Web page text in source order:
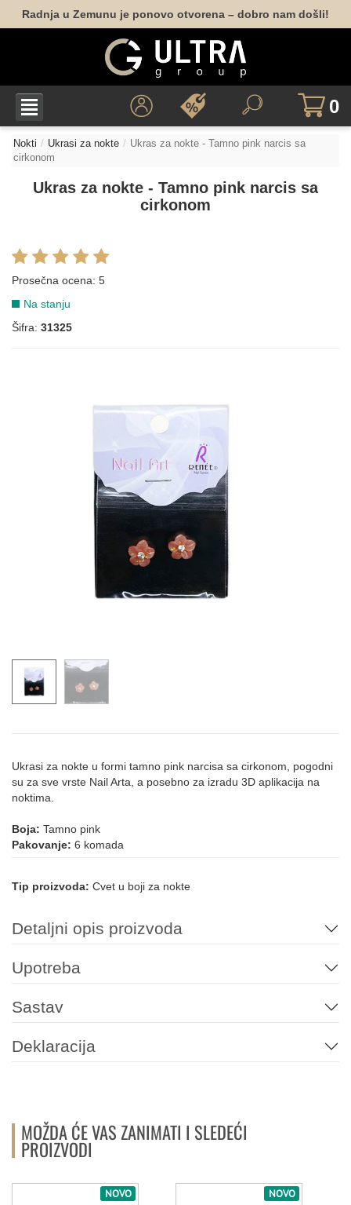
Radnja u Zemunu je ponovo otvorena – dobro nam došli!
0
Nokti Ukrasi za nokte
Ukras za nokte - Tamno pink narcis sa
cirkonom
Ukras za nokte - Tamno pink narcis sa
cirkonom
Prosečna ocena: 5
Na stanju
Šifra: 31325
Ukrasi za nokte u formi tamno pink narcisa sa cirkonom, pogodni
su za sve vrste Nail Arta, a posebno za izradu 3D aplikacija na
noktima.
Boja: Tamno pink
Pakovanje: 6 komada
Tip proizvoda: Cvet u boji za nokte
Detaljni opis proizvoda
Upotreba
Sastav
Deklaracija
MOŽDA ĆE VAS ZANIMATI I SLEDEĆI
PROIZVODI
NOVO NOVO